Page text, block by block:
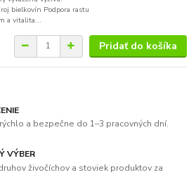
bielkovín Podpora rastu
a vitalita...
Pridať do košíka
a bezpečne do 1–3 pracovných dní.
VÝBER
živočíchov a stoviek produktov za